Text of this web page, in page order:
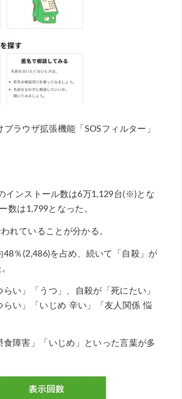
ラウザ拡張機能「SOSフィルター」
インストール数は6万1,129台(※)とな
数は1,799となった。
れていることが分かる。
％(2,486)を占め、続いて「自殺」が
い」「うつ」、自殺が「死にたい」
らい」「いじめ 辛い」「友人関係 悩
障害」「いじめ」といった言葉が多